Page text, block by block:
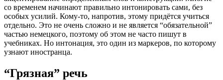
со временем начинают правильно интонировать сами, без
особых усилий. Кому-то, напротив, этому придётся учиться
отдельно. Это не очень сложно и не является “обязательной”
частью немецкого, поэтому об этом не часто пишут в
учебниках. Но интонация, это один из маркеров, по которому
узнают иностранца.
“Грязная” речь